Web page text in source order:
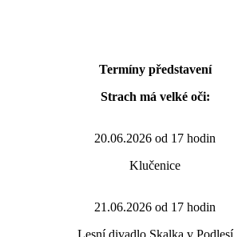
Termíny představení
Strach má velké oči:
20.06.2026 od 17 hodin
Klučenice
21.06.2026 od 17 hodin
Lesní divadlo Skalka v Podlesí